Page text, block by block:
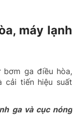
máy lạnh
ga điều hòa,
cải tiến hiệu suất
ga và cục nóng